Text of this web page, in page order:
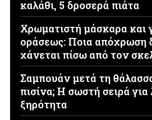
καλάθι, 5 δροσερά πιάτα
Χρωματιστή μάσκαρα και
οράσεως: Ποια απόχρωση
χάνεται πίσω από τον
Σαμπουάν μετά τη
πισίνα; Η σωστή σειρά για
ξηρότητα